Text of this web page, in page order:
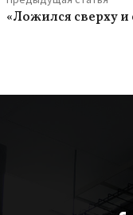
«Ложился сверху и